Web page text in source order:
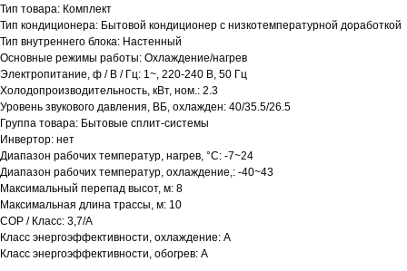
Тип товара: Комплект
Тип кондиционера: Бытовой кондиционер с низкотемпературной доработкой
Тип внутреннего блока: Настенный
Основные режимы работы: Охлаждение/нагрев
Электропитание, ф / В / Гц: 1~, 220-240 В, 50 Гц
Холодопроизводительность, кВт, ном.: 2.3
Уровень звукового давления, ВБ, охлажден: 40/35.5/26.5
Группа товара: Бытовые сплит-системы
Инвертор: нет
Диапазон рабочих температур, нагрев, °C: -7~24
Диапазон рабочих температур, охлаждение,: -40~43
Максимальный перепад высот, м: 8
Максимальная длина трассы, м: 10
COP / Класс: 3,7/A
Класс энергоэффективности, охлаждение: A
Класс энергоэффективности, обогрев: A